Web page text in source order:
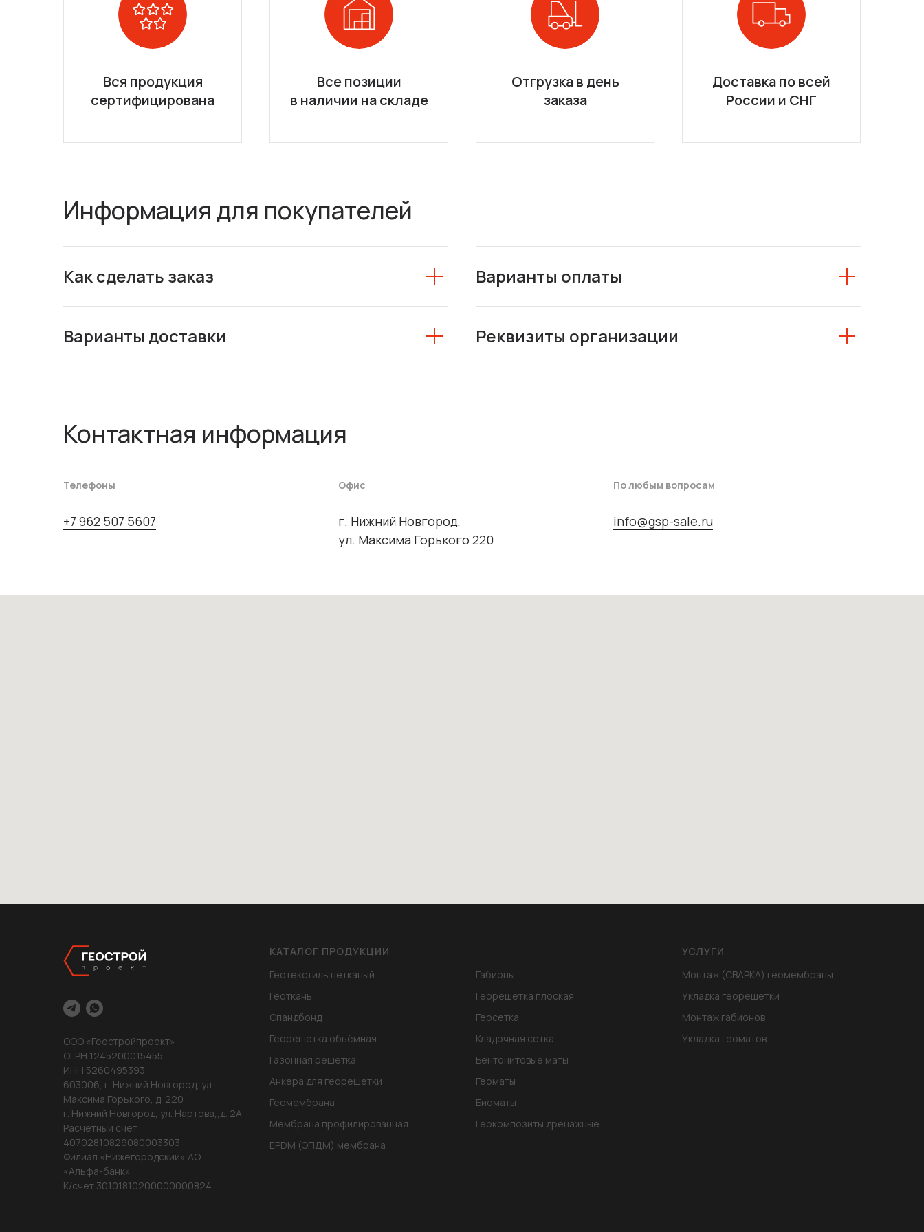
Вся продукция
сертифицирована
Все позиции
в наличии на складе
Отгрузка в день
заказа
Доставка по всей
России и СНГ
Информация для покупателей
Как сделать заказ Варианты оплаты
Варианты доставки Реквизиты организации
Контактная информация
Телефоны
+7 962 507 5607
Офис
г. Нижний Новгород,
ул. Максима Горького 220
По любым вопросам
info@gsp-sale.ru
ООО «Геостройпроект»
ОГРН 1245200015455
ИНН 5260495393
603006, г. Нижний Новгород, ул.
Максима Горького, д. 220
г. Нижний Новгород, ул. Нартова,,д. 2А
Расчетный счет
40702810829080003303
Филиал «Нижегородский» АО
«Альфа-банк»
К/счет 30101810200000000824
КАТАЛОГ ПРОДУКЦИИ
Геотекстиль нетканый
Геоткань
Спандбонд
Георешетка объёмная
Газонная решетка
Анкера для георешетки
Геомембрана
Мембрана профилированная
EPDM (ЭПДМ) мембрана
Габионы
Георешетка плоская
Геосетка
Кладочная сетка
Бентонитовые маты
Геоматы
Биоматы
Геокомпозиты дренажные
УСЛУГИ
Монтаж (СВАРКА) геомембраны
Укладка георешетки
Монтаж габионов
Укладка геоматов